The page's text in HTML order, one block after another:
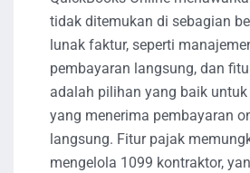
tidak ditemukan di sebagian
lunak faktur, seperti
pembayaran langsung, dan
adalah pilihan yang baik untuk
yang menerima pembayaran
langsung. Fitur pajak
mengelola 1099 kontraktor,